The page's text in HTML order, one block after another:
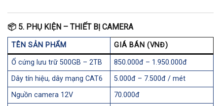
📦 5. PHỤ KIỆN – THIẾT BỊ CAMERA
TÊN SẢN PHẨM GIÁ BÁN (VNĐ)
Ổ cứng lưu trữ 500GB – 2TB
850.000đ – 1.950.000đ
Dây tín hiệu, dây mạng CAT6
5.000đ – 7.500đ / mét
Nguồn camera 12V
70.000đ